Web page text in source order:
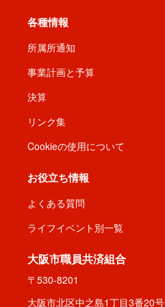
各種情報
所属所通知
事業計画と予算
決算
リンク集
Cookieの使用について
お役立ち情報
よくある質問
ライフイベント別一覧
大阪市職員共済組合
〒530-8201
大阪市北区中之島1丁目3番20号